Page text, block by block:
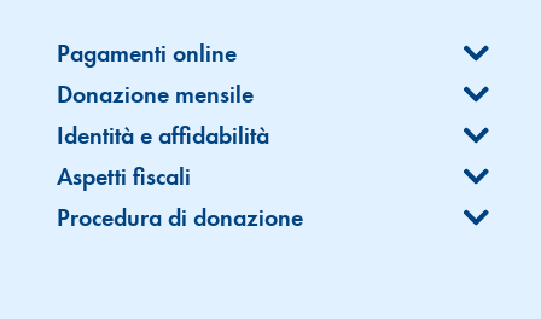
Pagamenti online
Donazione mensile
Identità e affidabilità
Aspetti fiscali
Procedura di donazione